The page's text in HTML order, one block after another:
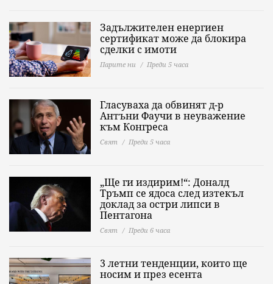
Задължителен енергиен
сертификат може да блокира
сделки с имоти
Парите ни Преди 5 часа
Гласуваха да обвинят д-р
Антъни Фаучи в неуважение
към Конгреса
Свят Преди 5 часа
„Ще ги издирим!“: Доналд
Тръмп се ядоса след изтекъл
доклад за остри липси в
Пентагона
Свят Преди 6 часа
3 летни тенденции, които ще
носим и през есента